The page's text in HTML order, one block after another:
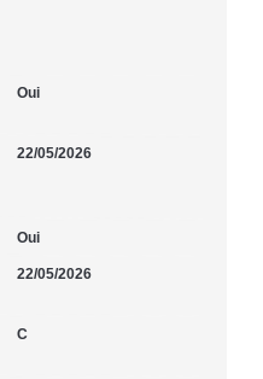
Oui
22/05/2026
Oui
22/05/2026
C